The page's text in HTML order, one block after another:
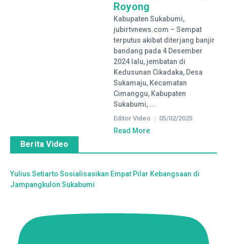
Royong
Kabupaten Sukabumi,
jubirtvnews.com – Sempat
terputus akibat diterjang banjir
bandang pada 4 Desember
2024 lalu, jembatan di
Kedusunan Cikadaka, Desa
Sukamaju, Kecamatan
Cimanggu, Kabupaten
Sukabumi, ...
Editor Video 05/02/2025
Read More
Berita Video
Yulius Setiarto Sosialisasikan Empat Pilar Kebangsaan di
Jampangkulon Sukabumi